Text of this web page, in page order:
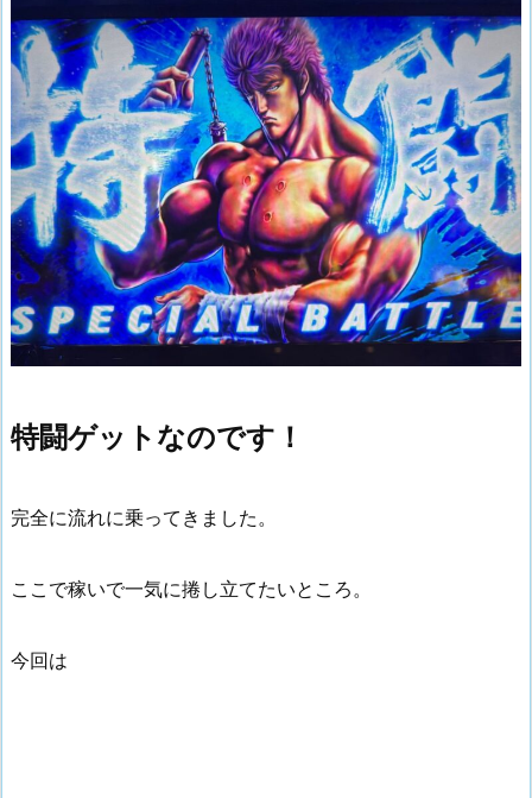
特闘ゲットなのです！
完全に流れに乗ってきました。
ここで稼いで一気に捲し立てたいところ。
今回は